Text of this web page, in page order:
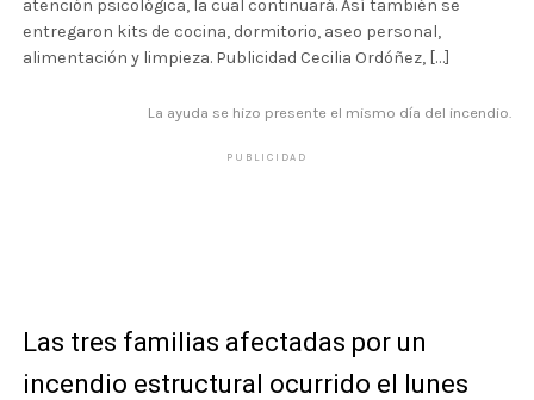
atención psicológica, la cual continuará. Así también se
entregaron kits de cocina, dormitorio, aseo personal,
alimentación y limpieza. Publicidad Cecilia Ordóñez, […]
La ayuda se hizo presente el mismo día del incendio.
PUBLICIDAD
Las tres familias afectadas por un
incendio estructural ocurrido el lunes